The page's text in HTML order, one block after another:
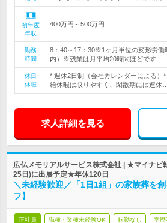
初年度
年収
400万円～500万円
勤務
時間
8：40～17：30※1ヶ月単位の変形労働
内）※残業は月平均20時間ほどです…
休日
休暇
* 週休2日制（会社カレンダーによる
給休暇は取りやすく、閑散期には連休…
求人詳細を見る
広仏メモリアルサービス株式会社 | ★マイナビ
25日)に出展予定★年休120日
＼未経験歓迎／「1日1組」の家族葬を
フ】
正社員 職種・業種未経験OK 転勤なし 学歴